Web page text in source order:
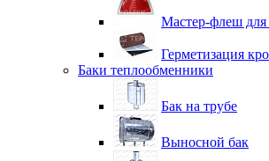
Мастер-флеш для
Герметизация
Баки теплообменники
Бак на трубе
Выносной бак